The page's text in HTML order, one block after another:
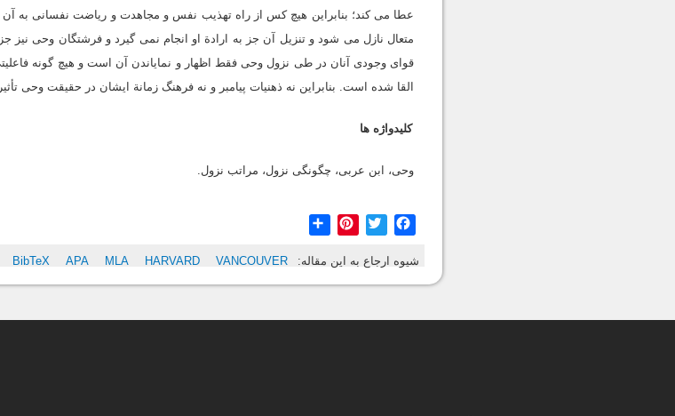
عطا می کند؛ بنابراین هیچ کس از راه تهذیب نفس و مجاهدت و ریاضت نفسانی
متعال نازل می شود و تنزیل آن جز به ارادة او انجام نمی گیرد و فرشتگان وحی نیز
قوای وجودی آنان در طی نزول وحی فقط اظهار و نمایاندن آن است و هیچ گونه
القا شده است. بنابراین نه ذهنیات پیامبر و نه فرهنگ زمانة ایشان در حقیقت وحی
کلیدواژه ها
وحی، ابن عربی، چگونگی نزول، مراتب نزول.
Facebook
Twitter
Pinterest
شیوه ارجاع به این مقاله: BibTeX APA MLA HARVARD VANCOUVER